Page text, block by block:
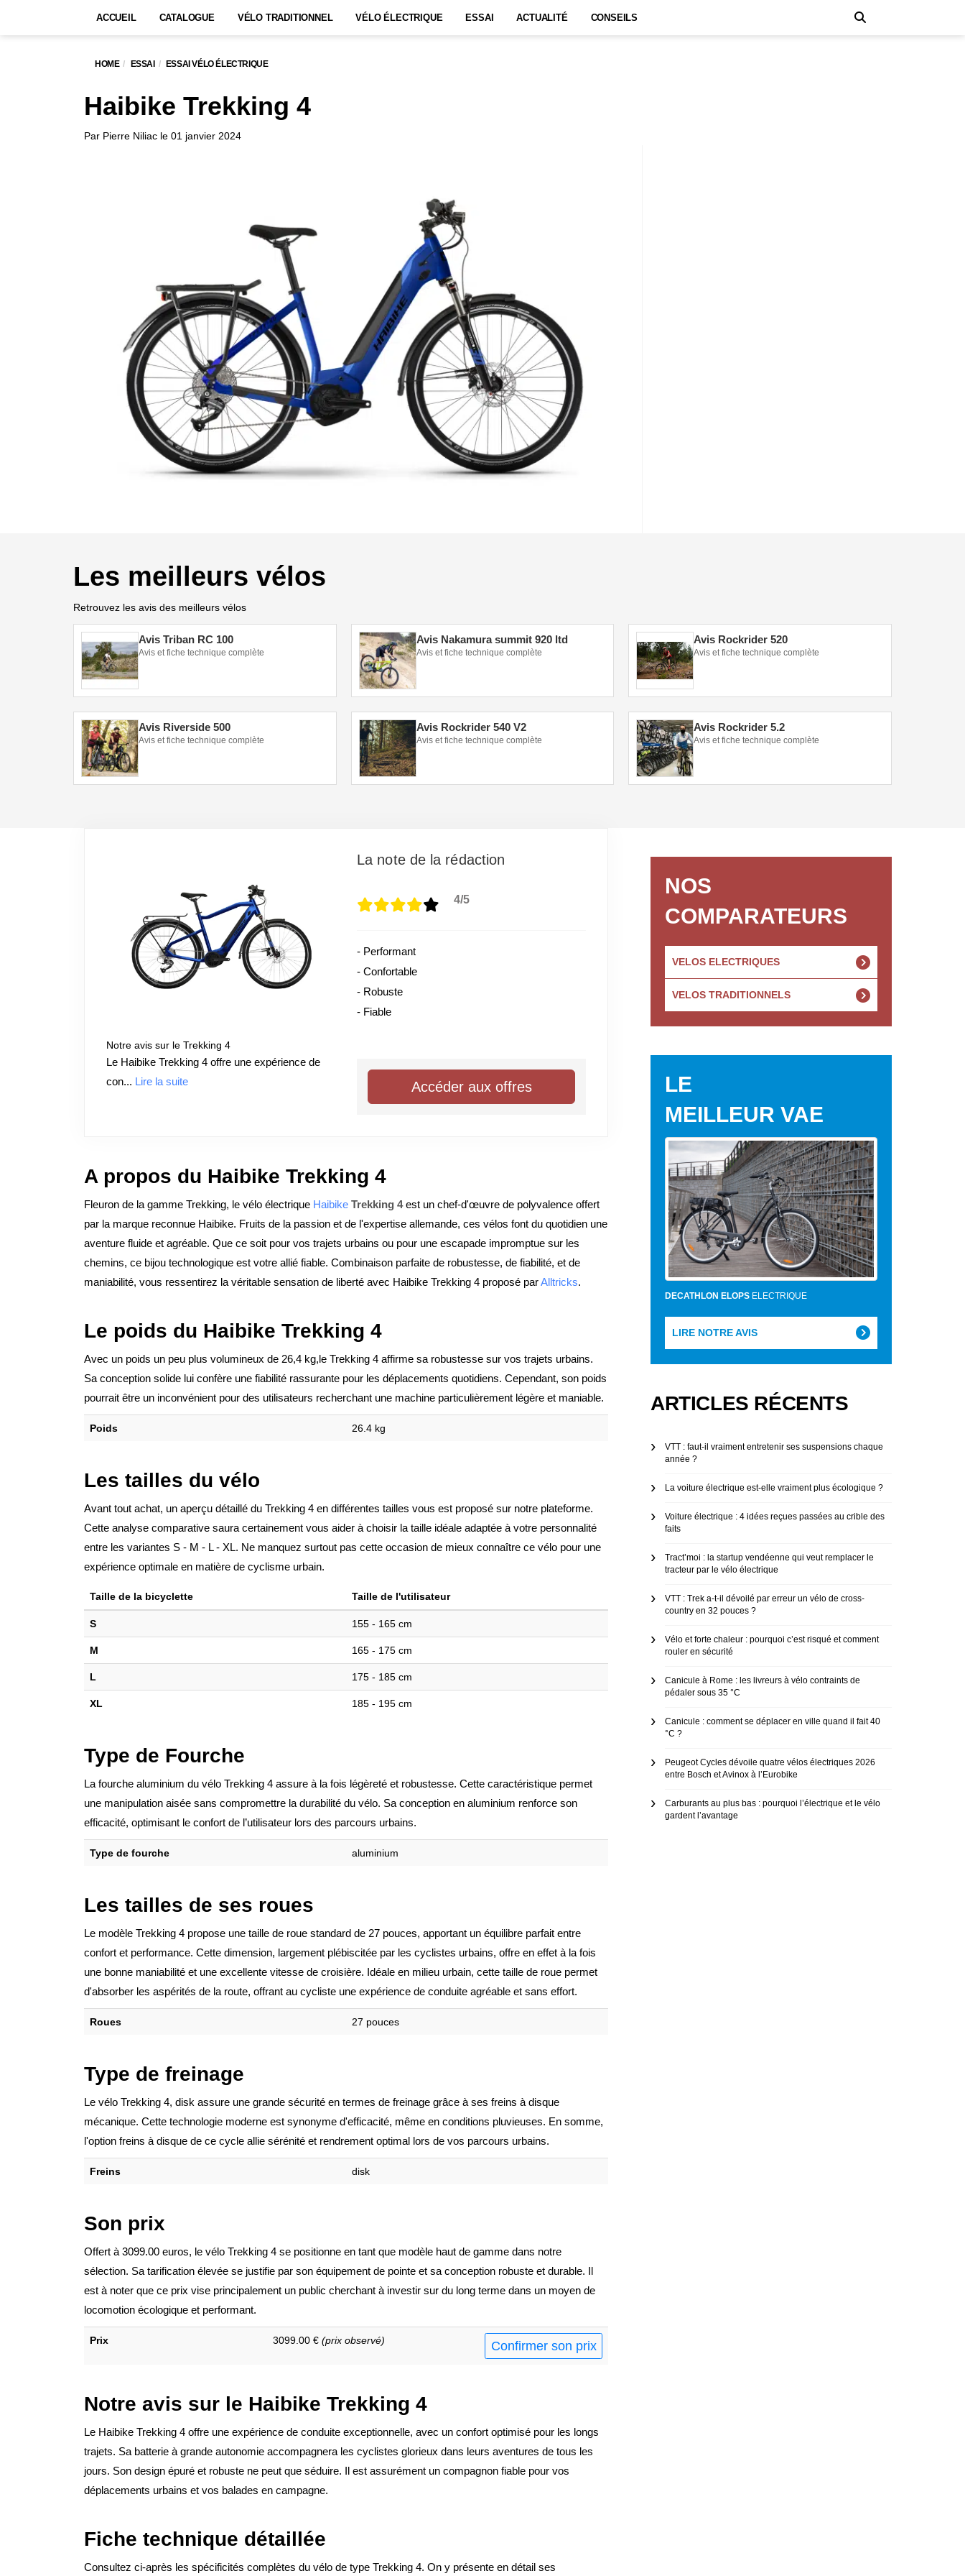
ACCUEIL CATALOGUE VÉLO TRADITIONNEL VÉLO ÉLECTRIQUE ESSAI ACTUALITÉ CONSEILS
HOME ESSAI ESSAI VÉLO ÉLECTRIQUE
Haibike Trekking 4
Par Pierre Niliac le 01 janvier 2024
Les meilleurs vélos
Retrouvez les avis des meilleurs vélos
Avis Triban RC 100
Avis et fiche technique complète
Avis Nakamura summit 920 ltd
Avis et fiche technique complète
Avis Rockrider 520
Avis et fiche technique complète
Avis Riverside 500
Avis et fiche technique complète
Avis Rockrider 540 V2
Avis et fiche technique complète
Avis Rockrider 5.2
Avis et fiche technique complète
La note de la rédaction
4/5
- Performant
- Confortable
- Robuste
- Fiable
Notre avis sur le Trekking 4
Le Haibike Trekking 4 offre une expérience de
con... Lire la suite Accéder aux offres
A propos du Haibike Trekking 4
Fleuron de la gamme Trekking, le vélo électrique Haibike Trekking 4est un chef-d'œuvre de polyvalence offert
par la marque reconnue Haibike. Fruits de la passion et de l'expertise allemande, ces vélos font du quotidien une
aventure fluide et agréable. Que ce soit pour vos trajets urbains ou pour une escapade impromptue sur les
chemins, ce bijou technologique est votre allié fiable. Combinaison parfaite de robustesse, de fiabilité, et de
maniabilité, vous ressentirez la véritable sensation de liberté avec Haibike Trekking 4 proposé parAlltricks.
Le poids du Haibike Trekking 4
Avec un poids un peu plus volumineux de 26,4 kg,le Trekking 4 affirme sa robustesse sur vos trajets urbains.
Sa conception solide lui confère une fiabilité rassurante pour les déplacements quotidiens. Cependant, son poids
pourrait être un inconvénient pour des utilisateurs recherchant une machine particulièrement légère et maniable.
Poids 26.4 kg
Les tailles du vélo
Avant tout achat, un aperçu détaillé du Trekking 4 en différentes tailles vous est proposé sur notre plateforme.
Cette analyse comparative saura certainement vous aider à choisir la taille idéale adaptée à votre personnalité
entre les variantes S - M - L - XL. Ne manquez surtout pas cette occasion de mieux connaître ce vélo pour une
expérience optimale en matière de cyclisme urbain.
Taille de la bicyclette Taille de l'utilisateur
S 155 - 165 cm
M 165 - 175 cm
L 175 - 185 cm
XL 185 - 195 cm
Type de Fourche
La fourche aluminium du vélo Trekking 4 assure à la fois légèreté et robustesse. Cette caractéristique permet
une manipulation aisée sans compromettre la durabilité du vélo. Sa conception en aluminium renforce son
efficacité, optimisant le confort de l’utilisateur lors des parcours urbains.
Type de fourche aluminium
Les tailles de ses roues
Le modèle Trekking 4 propose une taille de roue standard de 27 pouces, apportant un équilibre parfait entre
confort et performance. Cette dimension, largement plébiscitée par les cyclistes urbains, offre en effet à la fois
une bonne maniabilité et une excellente vitesse de croisière. Idéale en milieu urbain, cette taille de roue permet
d'absorber les aspérités de la route, offrant au cycliste une expérience de conduite agréable et sans effort.
Roues 27 pouces
Type de freinage
Le vélo Trekking 4, disk assure une grande sécurité en termes de freinage grâce à ses freins à disque
mécanique. Cette technologie moderne est synonyme d'efficacité, même en conditions pluvieuses. En somme,
l'option freins à disque de ce cycle allie sérénité et rendrement optimal lors de vos parcours urbains.
Freins disk
Son prix
Offert à 3099.00 euros, le vélo Trekking 4 se positionne en tant que modèle haut de gamme dans notre
sélection. Sa tarification élevée se justifie par son équipement de pointe et sa conception robuste et durable. Il
est à noter que ce prix vise principalement un public cherchant à investir sur du long terme dans un moyen de
locomotion écologique et performant.
Prix 3099.00 € (prix observé) Confirmer son prix
Notre avis sur le Haibike Trekking 4
Le Haibike Trekking 4 offre une expérience de conduite exceptionnelle, avec un confort optimisé pour les longs
trajets. Sa batterie à grande autonomie accompagnera les cyclistes glorieux dans leurs aventures de tous les
jours. Son design épuré et robuste ne peut que séduire. Il est assurément un compagnon fiable pour vos
déplacements urbains et vos balades en campagne.
Fiche technique détaillée
Consultez ci-après les spécificités complètes du vélo de type Trekking 4. On y présente en détail ses
NOS
COMPARATEURS
VELOS ELECTRIQUES
VELOS TRADITIONNELS
LE
MEILLEUR VAE
DECATHLON ELOPS ELECTRIQUE
LIRE NOTRE AVIS
ARTICLES RÉCENTS
VTT : faut-il vraiment entretenir ses suspensions chaque
année ?
La voiture électrique est-elle vraiment plus écologique ?
Voiture électrique : 4 idées reçues passées au crible des
faits
Tract’moi : la startup vendéenne qui veut remplacer le
tracteur par le vélo électrique
VTT : Trek a-t-il dévoilé par erreur un vélo de cross-
country en 32 pouces ?
Vélo et forte chaleur : pourquoi c’est risqué et comment
rouler en sécurité
Canicule à Rome : les livreurs à vélo contraints de
pédaler sous 35 °C
Canicule : comment se déplacer en ville quand il fait 40
°C ?
Peugeot Cycles dévoile quatre vélos électriques 2026
entre Bosch et Avinox à l’Eurobike
Carburants au plus bas : pourquoi l’électrique et le vélo
gardent l’avantage